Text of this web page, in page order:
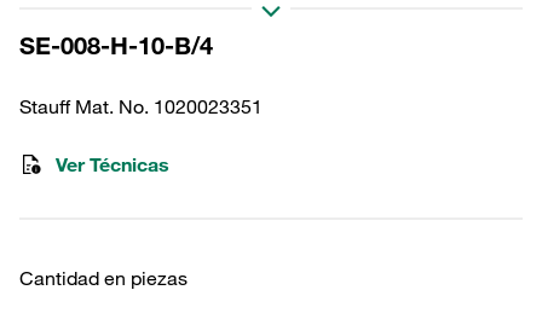
Diámetro interior (mm): 12,2 Longitud
(mm): 94 Sellado: NBR, relación β >200
SE-008-H-10-B/4
Stauff Mat. No. 1020023351
Ver Técnicas
Cantidad en piezas